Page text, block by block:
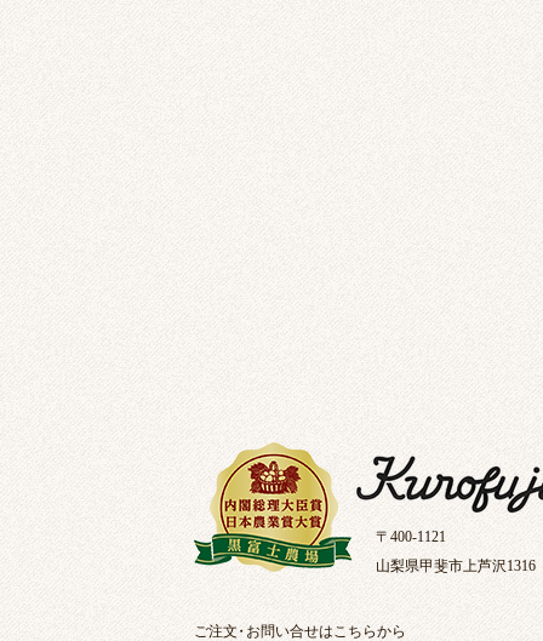
〒400-1121
山梨県甲斐市上芦沢1316
ご注文・お問い合せはこちらから